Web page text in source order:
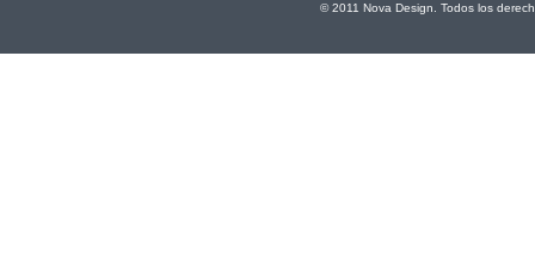
© 2011 Nova Design. Todos los